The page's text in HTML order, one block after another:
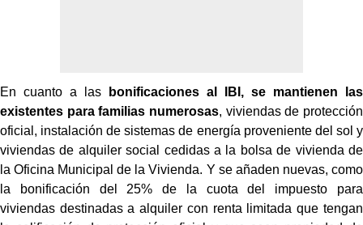
En cuanto a las
bonificaciones al IBI, se mantienen las
existentes para familias numerosas, viviendas de protección
oficial, instalación de sistemas de energía proveniente del sol y
viviendas de alquiler social cedidas a la bolsa de vivienda de
la Oficina Municipal de la Vivienda. Y se añaden nuevas, como
la bonificación del 25% de la cuota del impuesto para
viviendas destinadas a alquiler con renta limitada que tengan